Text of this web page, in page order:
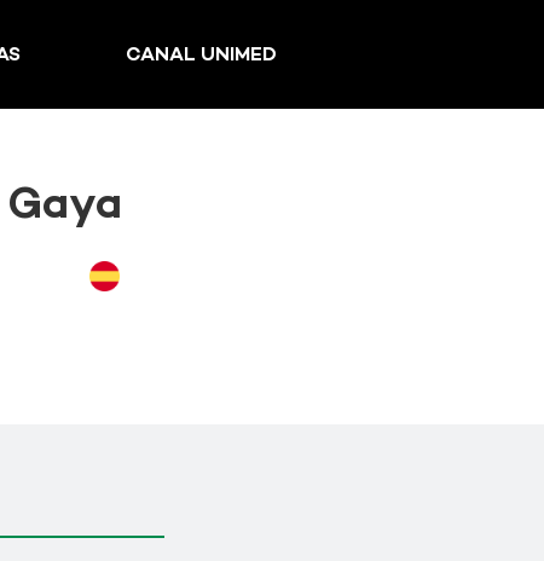
CANAL UNIMED
Gaya